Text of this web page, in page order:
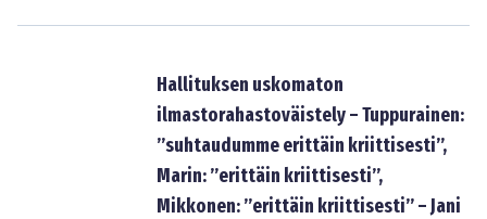
Hallituksen uskomaton
ilmastorahastoväistely – Tuppurainen:
”suhtaudumme erittäin kriittisesti”,
Marin: ”erittäin kriittisesti”,
Mikkonen: ”erittäin kriittisesti” – Jani